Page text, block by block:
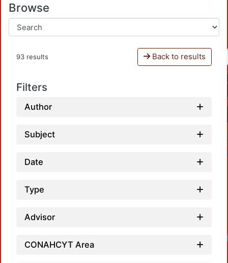
Browse
93 results Back to results
Filters
Author
Subject
Date
Type
Advisor
CONAHCYT Area